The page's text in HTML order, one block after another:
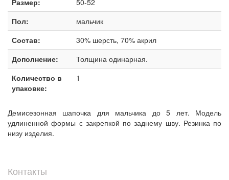
Пол:
мальчик
Состав:
30% шерсть, 70% акрил
Дополнение:
Толщина одинарная.
Количество в
упаковке:
1
Демисезонная шапочка для мальчика до 5 лет. Модель
удлиненной формы с закрепкой по заднему шву. Резинка по
низу изделия.
Контакты